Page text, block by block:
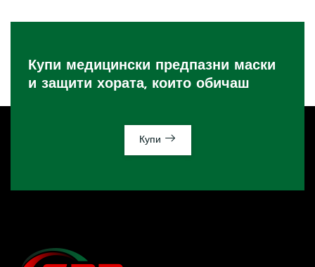
Купи медицински предпазни маски
и защити хората, които обичаш
Купи